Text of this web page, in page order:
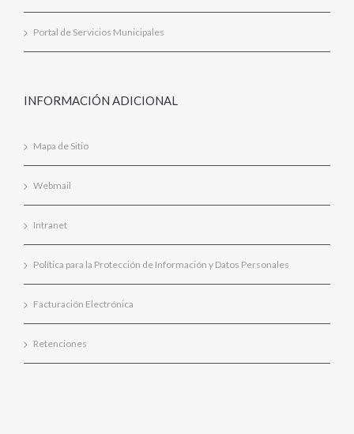
Portal de Servicios Municipales
INFORMACIÓN ADICIONAL
Mapa de Sitio
Webmail
Intranet
Política para la Protección de Información y Datos Personales
Facturación Electrónica
Retenciones